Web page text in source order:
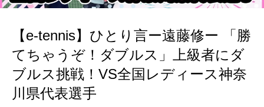
【e-tennis】ひとり言ー遠藤修ー 「勝
てちゃうぞ！ダブルス」上級者にダ
ブルス挑戦！VS全国レディース神奈
川県代表選手